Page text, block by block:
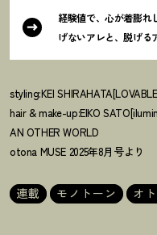
経験値で、心が着膨れ
げないアレと、脱げる
styling:KEI
hair & make-up:EIKO
AN OTHER WORLD
otona MUSE 2025年8月号より
連載 モノトーン オ